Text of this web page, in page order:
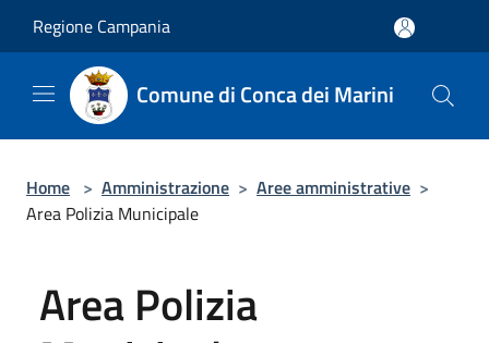
Regione Campania
Comune di Conca dei Marini
Home > Amministrazione > Aree amministrative >
Area Polizia Municipale
Area Polizia